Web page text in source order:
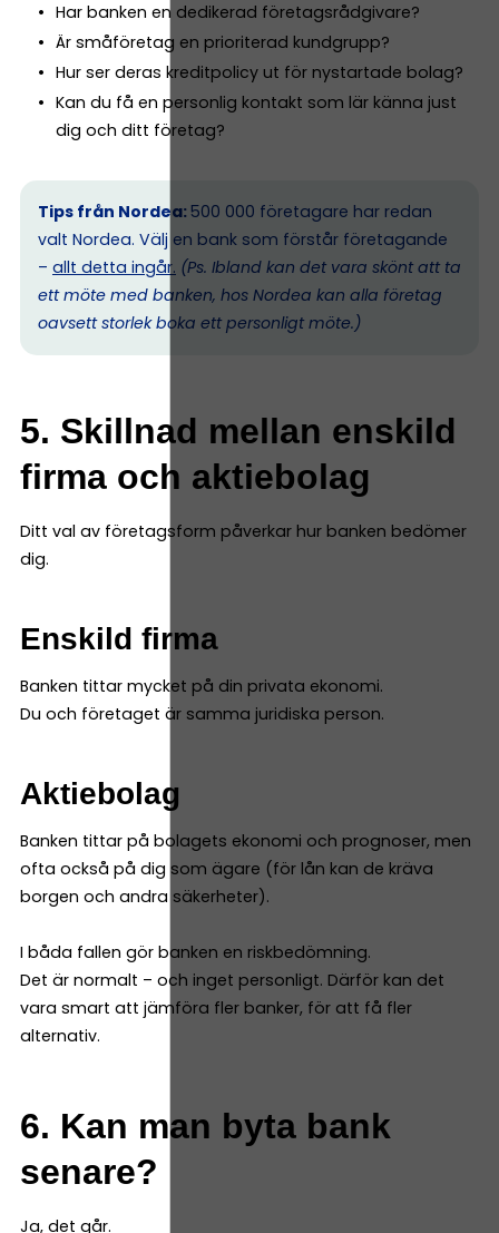
Har banken en dedikerad företagsrådgivare?
Är småföretag en prioriterad kundgrupp?
Hur ser deras kreditpolicy ut för nystartade bolag?
Kan du få en personlig kontakt som lär känna just
dig och ditt företag?
Tips från Nordea: 500 000 företagare har redan
valt Nordea. Välj en bank som förstår företagande
– allt detta ingår. (Ps. Ibland kan det vara skönt att ta
ett möte med banken, hos Nordea kan alla företag
oavsett storlek boka ett personligt möte.)
5. Skillnad mellan enskild
firma och aktiebolag
Ditt val av företagsform påverkar hur banken bedömer
dig.
Enskild firma
Banken tittar mycket på din privata ekonomi.
Du och företaget är samma juridiska person.
Aktiebolag
Banken tittar på bolagets ekonomi och prognoser, men
ofta också på dig som ägare (för lån kan de kräva
borgen och andra säkerheter).
I båda fallen gör banken en riskbedömning.
Det är normalt – och inget personligt. Därför kan det
vara smart att jämföra fler banker, för att få fler
alternativ.
6. Kan man byta bank
senare?
Ja, det går.